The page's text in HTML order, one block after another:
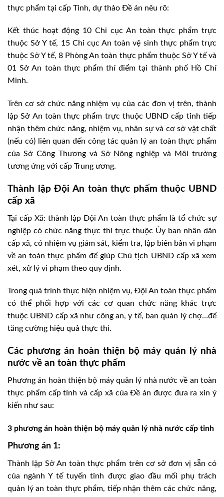
thực phẩm tại cấp Tỉnh, dự thảo Đề án nêu rõ:
Kết thúc hoạt động 10 Chi cục An toàn thực phẩm trực
thuộc Sở Y tế, 15 Chi cục An toàn vệ sinh thực phẩm trực
thuộc Sở Y tế, 8 Phòng An toàn thực phẩm thuộc Sở Y tế và
01 Sở An toàn thực phẩm thí điểm tại thành phố Hồ Chí
Minh.
Trên cơ sở chức năng nhiệm vụ của các đơn vị trên, thành
lập Sở An toàn thực phẩm trực thuộc UBND cấp tỉnh tiếp
nhận thêm chức năng, nhiệm vụ, nhân sự và cơ sở vật chất
(nếu có) liên quan đến công tác quản lý an toàn thực phẩm
của Sở Công Thương và Sở Nông nghiệp và Môi trường
tương ứng với cấp Trung ương.
Thành lập Đội An toàn thực phẩm thuộc UBND
cấp xã
Tại cấp Xã: thành lập Đội An toàn thực phẩm là tổ chức sự
nghiệp có chức năng thực thi trực thuộc Ủy ban nhân dân
cấp xã, có nhiệm vụ giám sát, kiểm tra, lập biên bản vi phạm
về an toàn thực phẩm để giúp Chủ tịch UBND cấp xã xem
xét, xử lý vi phạm theo quy định.
Trong quá trình thực hiện nhiệm vụ, Đội An toàn thực phẩm
có thể phối hợp với các cơ quan chức năng khác trực
thuộc UBND cấp xã như công an, y tế, ban quản lý chợ…để
tăng cường hiệu quả thực thi.
Các phương án hoàn thiện bộ máy quản lý nhà
nước về an toàn thực phẩm
Phương án hoàn thiện bộ máy quản lý nhà nước về an toàn
thực phẩm cấp tỉnh và cấp xã của Đề án được đưa ra xin ý
kiến như sau:
3 phương án hoàn thiện bộ máy quản lý nhà nước cấp tỉnh
Phương án 1:
Thành lập Sở An toàn thực phẩm trên cơ sở đơn vị sẵn có
của ngành Y tế tuyến tỉnh được giao đầu mối phụ trách
quản lý an toàn thực phẩm, tiếp nhận thêm các chức năng,